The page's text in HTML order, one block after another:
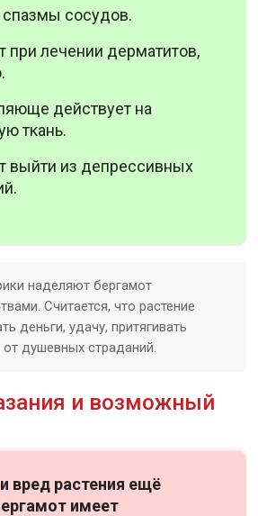
сосудов.
при лечении дерматитов,
действует на
ткань.
выйти из депрессивных
наделяют бергамот
Считается, что растение
деньги, удачу, притягивать
душевных страданий.
и возможный
вред растения ещё
имеет